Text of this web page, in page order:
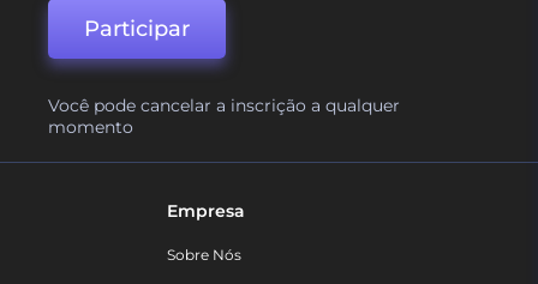
Participar
Você pode cancelar a inscrição a qualquer
momento
Empresa
Sobre Nós